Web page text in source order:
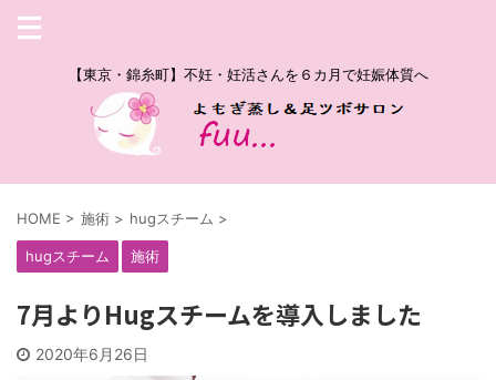
【東京・錦糸町】不妊・妊活さんを６カ月で妊娠体質へ
HOME > 施術 > hugスチーム >
hugスチーム 施術
7月よりHugスチームを導入しました
2020年6月26日